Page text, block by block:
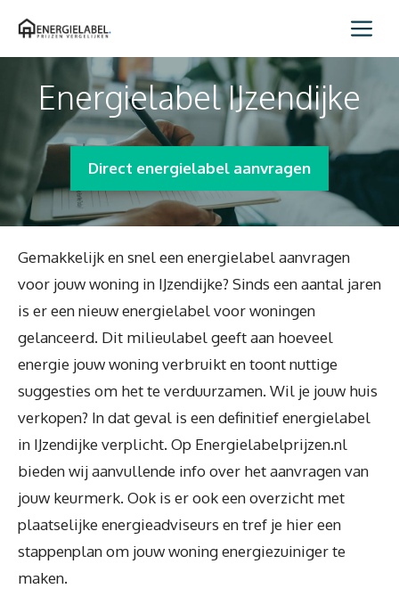
naar
Energielabel IJzendijke
Direct energielabel aanvragen
Gemakkelijk en snel een energielabel aanvragen
voor jouw woning in IJzendijke? Sinds een aantal jaren
is er een nieuw energielabel voor woningen
gelanceerd. Dit milieulabel geeft aan hoeveel
energie jouw woning verbruikt en toont nuttige
suggesties om het te verduurzamen. Wil je jouw huis
verkopen? In dat geval is een definitief energielabel
in IJzendijke verplicht. Op Energielabelprijzen.nl
bieden wij aanvullende info over het aanvragen van
jouw keurmerk. Ook is er ook een overzicht met
plaatselijke energieadviseurs en tref je hier een
stappenplan om jouw woning energiezuiniger te
maken.